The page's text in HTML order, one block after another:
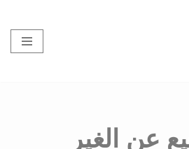
عن الغير